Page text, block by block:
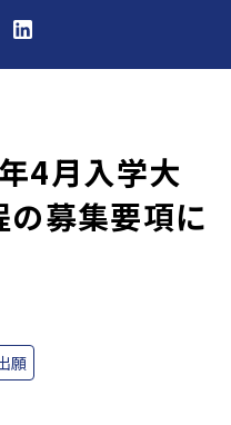
4月入学大
募集要項に
願